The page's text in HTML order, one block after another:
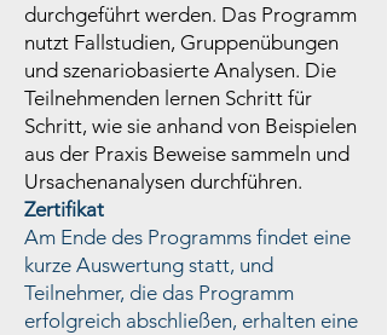
durchgeführt werden. Das Programm
nutzt Fallstudien, Gruppenübungen
und szenariobasierte Analysen. Die
Teilnehmenden lernen Schritt für
Schritt, wie sie anhand von Beispielen
aus der Praxis Beweise sammeln und
Ursachenanalysen durchführen.
Zertifikat
Am Ende des Programms findet eine
kurze Auswertung statt, und
Teilnehmer, die das Programm
erfolgreich abschließen, erhalten eine